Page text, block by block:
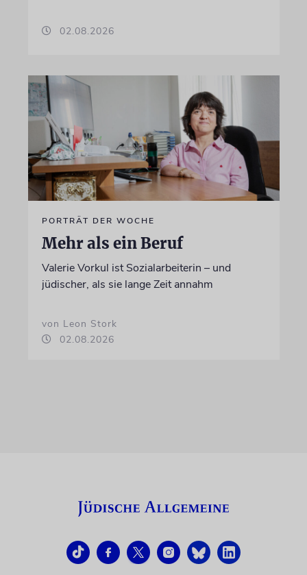
02.08.2026
PORTRÄT DER WOCHE
Mehr als ein Beruf
Valerie Vorkul ist Sozialarbeiterin – und
jüdischer, als sie lange Zeit annahm
von Leon Stork
02.08.2026